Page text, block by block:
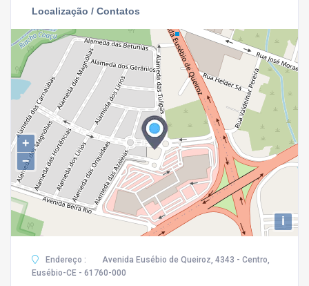
Localização / Contatos
+
−
i
Endereço :
Avenida Eusébio de Queiroz, 4343 - Centro,
Eusébio-CE - 61760-000